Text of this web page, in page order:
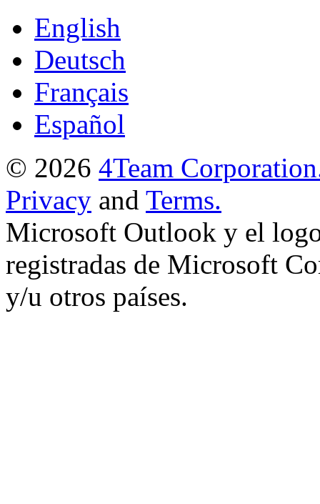
English
Deutsch
Français
Español
© 2026 4Team
Privacy and Terms.
Microsoft Outlook y el
registradas de Microsoft
y/u otros países.